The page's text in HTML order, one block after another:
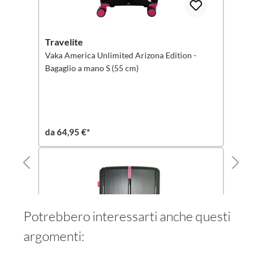
Travelite
Vaka America Unlimited Arizona Edition -
Bagaglio a mano S (55 cm)
da 64,95 €*
Potrebbero interessarti anche questi
argomenti: